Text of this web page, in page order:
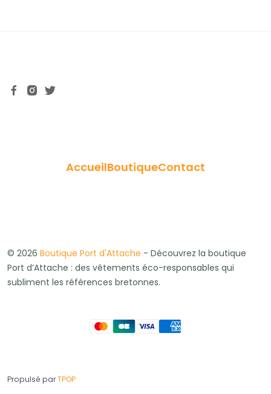
AccueilBoutiqueContact
© 2026 Boutique Port d'Attache - Découvrez la boutique
Port d’Attache : des vêtements éco-responsables qui
subliment les références bretonnes.
Propulsé parTPOP